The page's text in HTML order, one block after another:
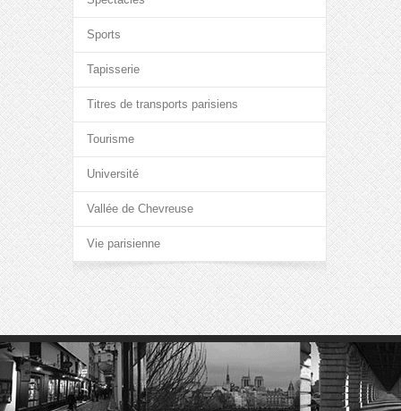
Sports
Tapisserie
Titres de transports parisiens
Tourisme
Université
Vallée de Chevreuse
Vie parisienne